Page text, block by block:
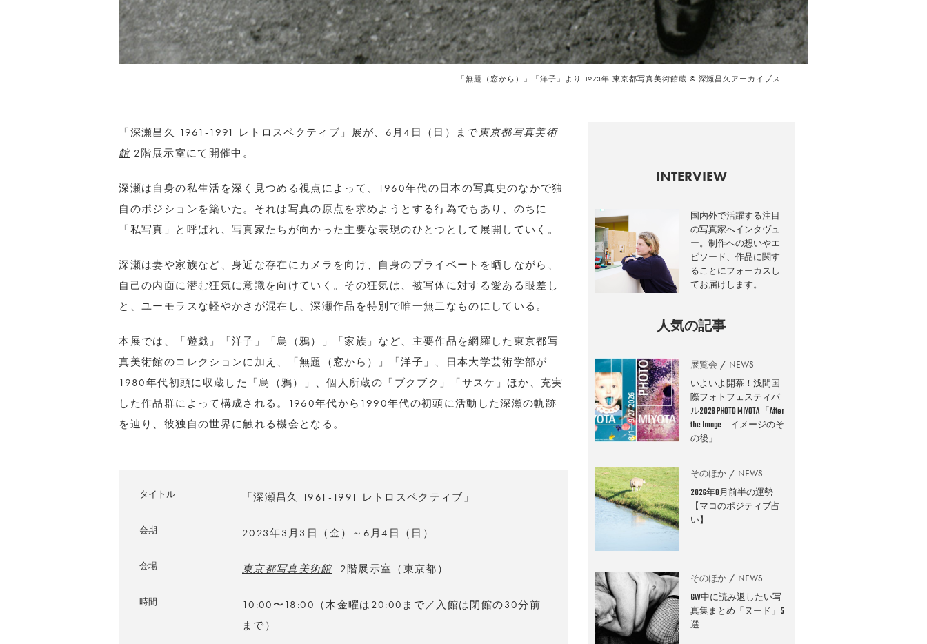
「無題（窓から）」「洋子」より 1973年 東京都写真美術館蔵 © 深瀬昌久アーカイブス
「深瀬昌久 1961-1991 レトロスペクティブ」展が、6月4日（日）まで東京都写真美術
館2階展示室にて開催中。
深瀬は自身の私生活を深く見つめる視点によって、1960年代の日本の写真史のなかで独
自のポジションを築いた。それは写真の原点を求めようとする行為でもあり、のちに
「私写真」と呼ばれ、写真家たちが向かった主要な表現のひとつとして展開していく。
深瀬は妻や家族など、身近な存在にカメラを向け、自身のプライベートを晒しながら、
自己の内面に潜む狂気に意識を向けていく。その狂気は、被写体に対する愛ある眼差し
と、ユーモラスな軽やかさが混在し、深瀬作品を特別で唯一無二なものにしている。
本展では、「遊戯」「洋子」「烏（鴉）」「家族」など、主要作品を網羅した東京都写
真美術館のコレクションに加え、「無題（窓から）」「洋子」、日本大学芸術学部が
1980年代初頭に収蔵した「烏（鴉）」、個人所蔵の「ブクブク」「サスケ」ほか、充実
した作品群によって構成される。1960年代から1990年代の初頭に活動した深瀬の軌跡
を辿り、彼独自の世界に触れる機会となる。
タイトル 「深瀬昌久 1961-1991 レトロスペクティブ」
会期 2023年3月3日（金）～6月4日（日）
会場 東京都写真美術館2階展示室（東京都）
時間
10:00〜18:00（木金曜は20:00まで／入館は閉館の30分前
まで）
INTERVIEW
国内外で活躍する注目
の写真家へインタヴュ
ー。制作への想いやエ
ピソード、作品に関す
ることにフォーカスし
てお届けします。
人気の記事
展覧会 NEWS
いよいよ開幕！浅間国
際フォトフェスティバ
ル2026 PHOTO MIYOTA 「After
the Image｜イメージのそ
の後」
そのほか NEWS
2026年8月前半の運勢
【マコのポジティブ占
い】
そのほか NEWS
GW中に読み返したい写
真集まとめ「ヌード」5
選